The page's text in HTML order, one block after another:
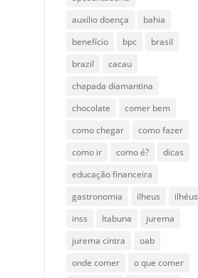
auxilio doença
bahia
benefício
bpc
brasil
brazil
cacau
chapada diamantina
chocolate
comer bem
como chegar
como fazer
como ir
como é?
dicas
educação financeira
gastronomia
ilheus
ilhéus
inss
Itabuna
jurema
jurema cintra
oab
onde comer
o que comer